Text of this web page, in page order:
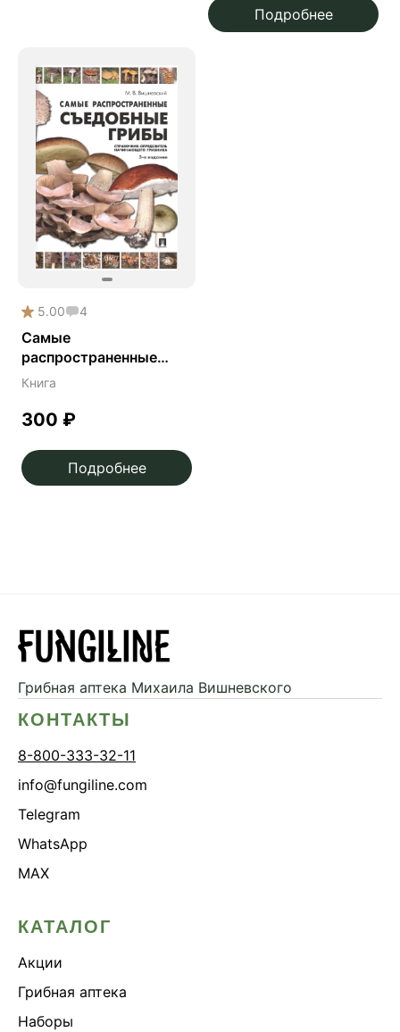
Подробнее
5.00 4
Самые
распространенные
съедобные грибы:
определитель
Книга
300 ₽
Подробнее
Грибная аптека Михаила Вишневского
КОНТАКТЫ
8-800-333-32-11
info@fungiline.com
Telegram
WhatsApp
MAX
КАТАЛОГ
Акции
Грибная аптека
Наборы